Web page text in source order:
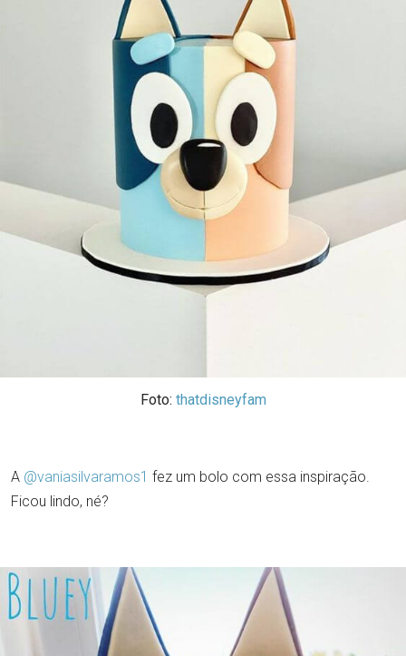
Foto: thatdisneyfam
A @vaniasilvaramos1 fez um bolo com essa inspiração.
Ficou lindo, né?